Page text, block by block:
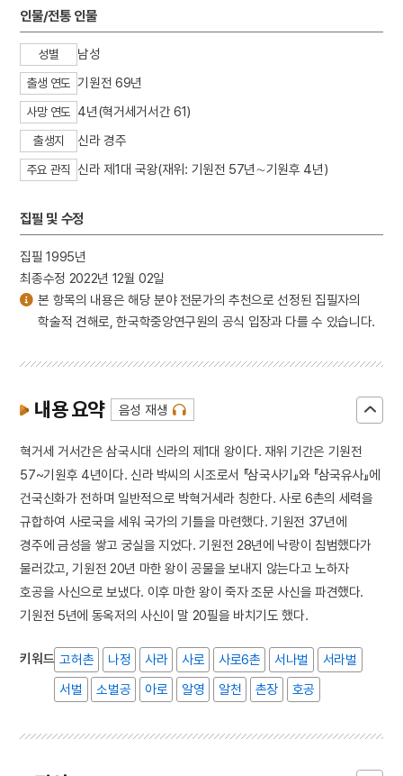
인물/전통 인물
성별 남성
출생 연도 기원전 69년
사망 연도 4년(혁거세거서간 61)
출생지 신라 경주
주요 관직 신라 제1대 국왕(재위: 기원전 57년∼기원후 4년)
집필 및 수정
집필 1995년
최종수정 2022년 12월 02일
본 항목의 내용은 해당 분야 전문가의 추천으로 선정된 집필자의
학술적 견해로, 한국학중앙연구원의 공식 입장과 다를 수 있습니다.
내용 요약 음성 재생
혁거세 거서간은 삼국시대 신라의 제1대 왕이다. 재위 기간은 기원전
57~기원후 4년이다. 신라 박씨의 시조로서 『삼국사기』와 『삼국유사』에
건국신화가 전하며 일반적으로 박혁거세라 칭한다. 사로 6촌의 세력을
규합하여 사로국을 세워 국가의 기틀을 마련했다. 기원전 37년에
경주에 금성을 쌓고 궁실을 지었다. 기원전 28년에 낙랑이 침범했다가
물러갔고, 기원전 20년 마한 왕이 공물을 보내지 않는다고 노하자
호공을 사신으로 보냈다. 이후 마한 왕이 죽자 조문 사신을 파견했다.
기원전 5년에 동옥저의 사신이 말 20필을 바치기도 했다.
키워드 고허촌 나정 사라 사로 사로6촌 서나벌
서라벌
서벌
소벌공 아로 알영 알천 촌장 호공